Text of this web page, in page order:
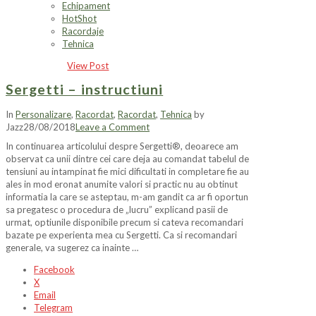
Echipament
HotShot
Racordaje
Tehnica
View Post
Sergetti – instructiuni
In Personalizare, Racordat, Racordat, Tehnica by
Jazz28/08/2018Leave a Comment
In continuarea articolului despre Sergetti®, deoarece am
observat ca unii dintre cei care deja au comandat tabelul de
tensiuni au intampinat fie mici dificultati in completare fie au
ales in mod eronat anumite valori si practic nu au obtinut
informatia la care se asteptau, m-am gandit ca ar fi oportun
sa pregatesc o procedura de „lucru” explicand pasii de
urmat, optiunile disponibile precum si cateva recomandari
bazate pe experienta mea cu Sergetti. Ca si recomandari
generale, va sugerez ca inainte …
Facebook
X
Email
Telegram